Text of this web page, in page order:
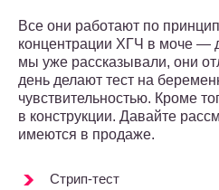
Все они работают по
концентрации ХГЧ в моче —
мы уже рассказывали, они
день делают тест на
чувствительностью. Кроме
в конструкции. Давайте
имеются в продаже.
Стрип-тест